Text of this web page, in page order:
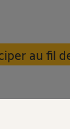
au fil